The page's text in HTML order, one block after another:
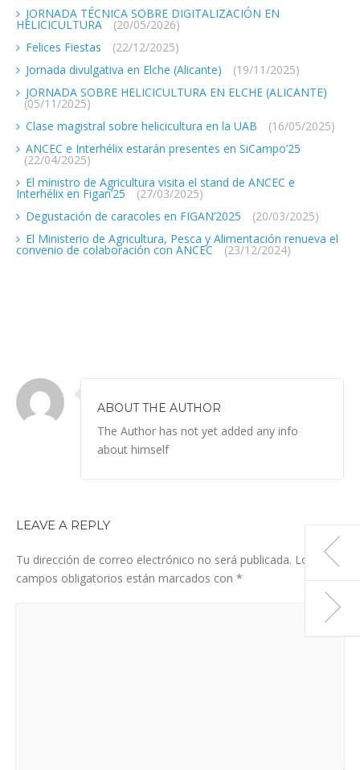
JORNADA TÉCNICA SOBRE DIGITALIZACIÓN EN
HELICICULTURA
(20/05/2026)
Felices Fiestas
(22/12/2025)
Jornada divulgativa en Elche (Alicante)
(19/11/2025)
JORNADA SOBRE HELICICULTURA EN ELCHE (ALICANTE)
(05/11/2025)
Clase magistral sobre helicicultura en la UAB
(16/05/2025)
ANCEC e Interhélix estarán presentes en SiCampo’25
(22/04/2025)
El ministro de Agricultura visita el stand de ANCEC e
Interhélix en Figan’25
(27/03/2025)
Degustación de caracoles en FIGAN’2025
(20/03/2025)
El Ministerio de Agricultura, Pesca y Alimentación renueva el
convenio de colaboración con ANCEC (23/12/2024)
ABOUT THE AUTHOR
The Author has not yet added any info
about himself
LEAVE A REPLY
Tu dirección de correo electrónico no será publicada. Los
campos obligatorios están marcados con *